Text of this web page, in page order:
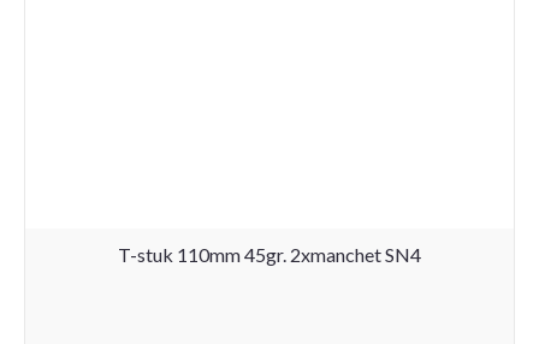
T-stuk 110mm 45gr. 2xmanchet SN4